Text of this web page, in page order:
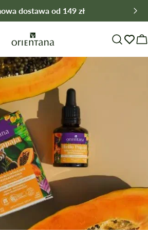
dostawa od 149 zł